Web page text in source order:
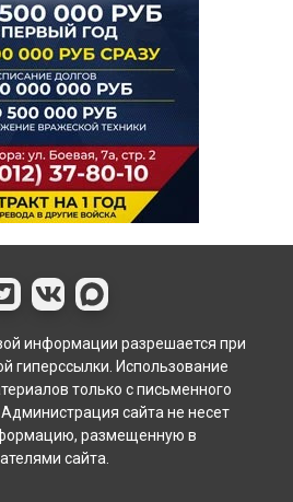
информации разрешается при
гиперссылки. Использование
только с письменного
сайта не несет
размещенную в
сайта.